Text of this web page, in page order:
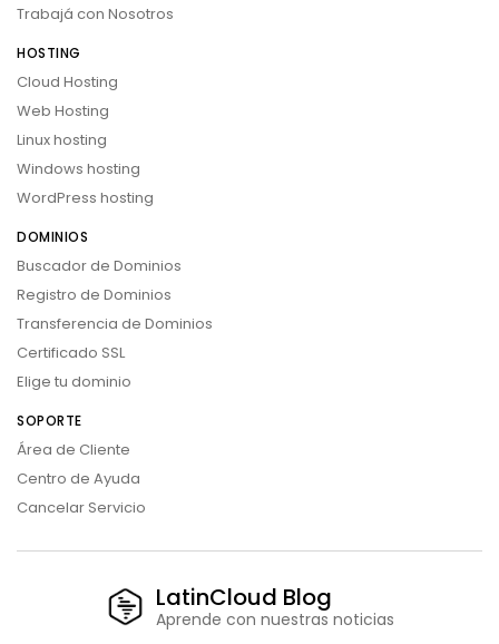
LatinCloud Blog
Aprende con nuestras noticias
Trabajá con Nosotros
HOSTING
Cloud Hosting
Web Hosting
Linux hosting
Windows hosting
WordPress hosting
DOMINIOS
Buscador de Dominios
Registro de Dominios
Transferencia de Dominios
Certificado SSL
Elige tu dominio
SOPORTE
Área de Cliente
Centro de Ayuda
Cancelar Servicio